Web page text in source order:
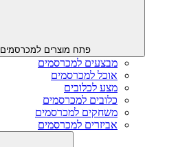
פתח מוצרים למכרסמים
מבצעים למכרסמים
אוכל למכרסמים
מצע לכלובים
כלובים למכרסמים
משחקים למכרסמים
אביזרים למכרסמים